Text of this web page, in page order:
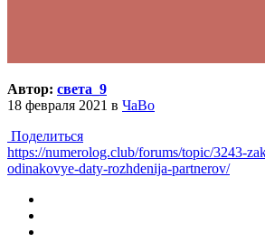
Автор: света_9
18 февраля 2021 в ЧаВо
Поделиться
https://numerolog.club/forums/topic/3243-
odinakovye-daty-rozhdenija-partnerov/